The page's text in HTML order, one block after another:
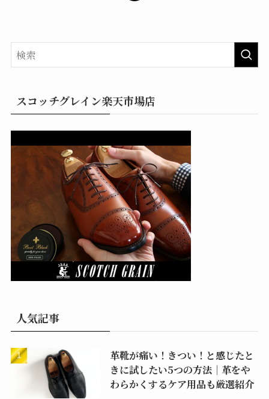
スコッチグレイン楽天市場店
人気記事
革靴が痛い！きつい！と感じたと
きに試したい5つの方法｜革をや
わらかくするケア用品も厳選紹介